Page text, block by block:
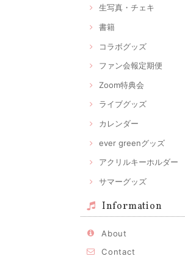
生写真・チェキ
書籍
コラボグッズ
ファン会報定期便
Zoom特典会
ライブグッズ
カレンダー
ever greenグッズ
アクリルキーホルダー
サマーグッズ
Information
About
Contact